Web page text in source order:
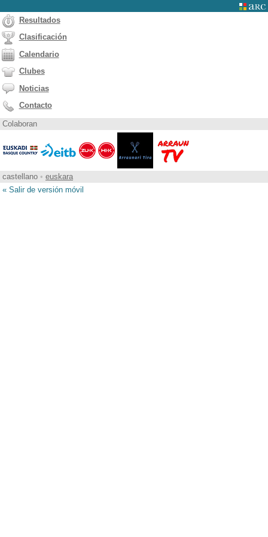
Resultados
Clasificación
Calendario
Clubes
Noticias
Contacto
Colaboran
castellano • euskara
« Salir de versión móvil